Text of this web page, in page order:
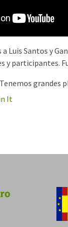
Luis Santos y
y participantes.
grandes
It